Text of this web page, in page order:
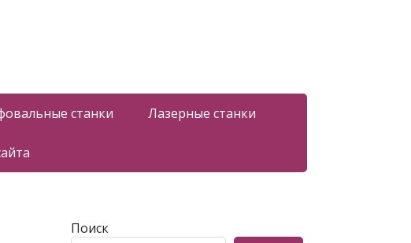
станки Лазерные станки
Поиск